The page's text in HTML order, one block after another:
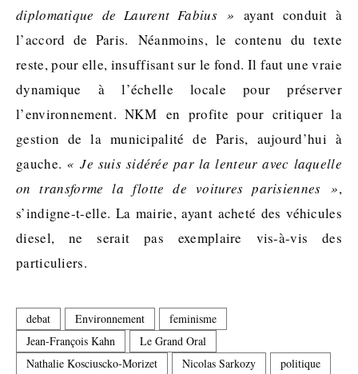
diplomatique de Laurent Fabius »ayant conduit à
l’accord de Paris. Néanmoins, le contenu du texte
reste, pour elle, insuffisant sur le fond. Il faut une vraie
dynamique à l’échelle locale pour préserver
l’environnement. NKM en profite pour critiquer la
gestion de la municipalité de Paris, aujourd’hui à
gauche. « Je suis sidérée par la lenteur avec laquelle
on transforme la flotte de voitures parisiennes »,
s’indigne-t-elle. La mairie, ayant acheté des véhicules
diesel, ne serait pas exemplaire vis-à-vis des
particuliers.
debat Environnement
feminisme
Jean-François Kahn
Le Grand Oral
Nathalie Kosciuscko-Morizet
Nicolas Sarkozy politique